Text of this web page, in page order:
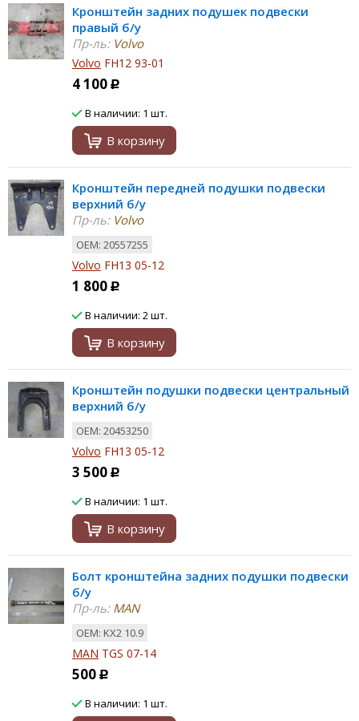
Кронштейн задних подушек подвески
правый б/у
Пр-ль:Volvo
Volvo FH12 93-01
4 100 Р
В наличии: 1 шт.
В корзину
Кронштейн передней подушки подвески
верхний б/у
Пр-ль:Volvo
ОЕМ: 20557255
Volvo FH13 05-12
1 800 Р
В наличии: 2 шт.
В корзину
Кронштейн подушки подвески центральный
верхний б/у
ОЕМ: 20453250
Volvo FH13 05-12
3 500 Р
В наличии: 1 шт.
В корзину
Болт кронштейна задних подушки подвески
б/у
Пр-ль:MAN
ОЕМ: KX2 10.9
MAN TGS 07-14
500 Р
В наличии: 1 шт.